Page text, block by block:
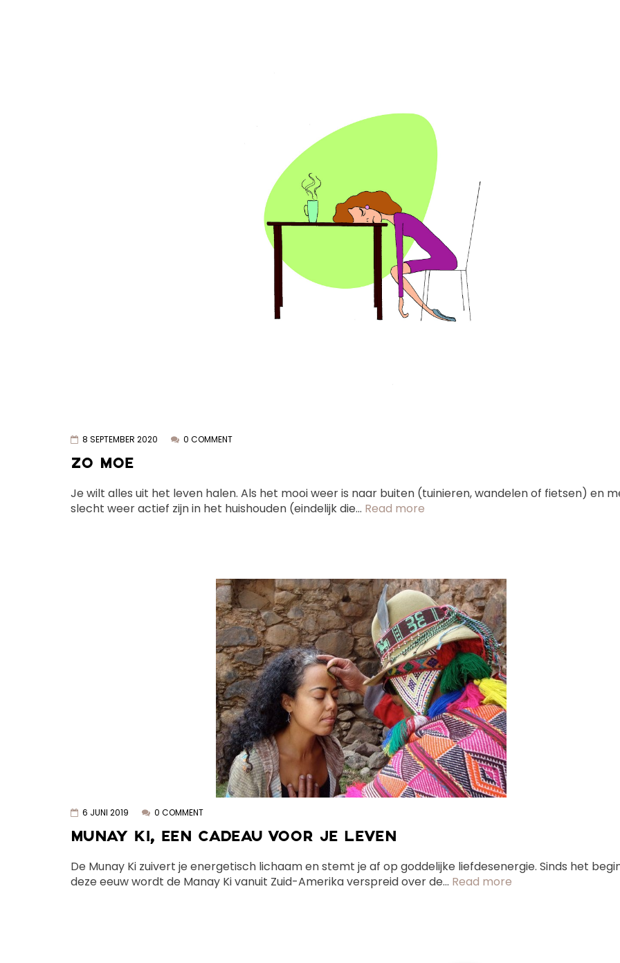
8 SEPTEMBER 2020 0 COMMENT
ZO MOE
Je wilt alles uit het leven halen. Als het mooi weer is naar buiten (tuinieren, wandelen of fietsen) en
slecht weer actief zijn in het huishouden (eindelijk die... Read more
6 JUNI 2019 0 COMMENT
MUNAY KI, EEN CADEAU VOOR JE LEVEN
De Munay Ki zuivert je energetisch lichaam en stemt je af op goddelijke liefdesenergie. Sinds het
deze eeuw wordt de Manay Ki vanuit Zuid-Amerika verspreid over de... Read more